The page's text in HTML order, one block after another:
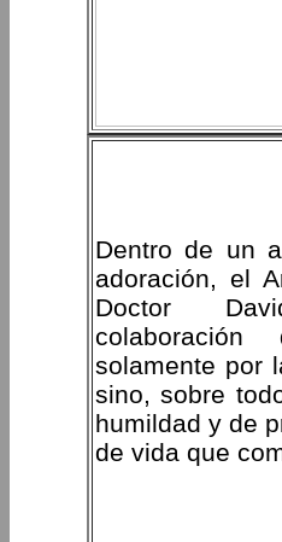
Dentro de un
adoración, el
Doctor
solamente por
sino, sobre
humildad y de
de vida que